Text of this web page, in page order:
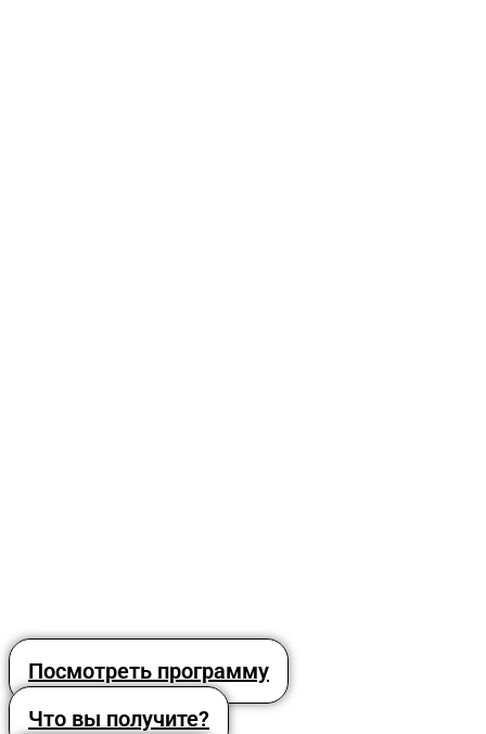
Посмотреть программу
Что вы получите?